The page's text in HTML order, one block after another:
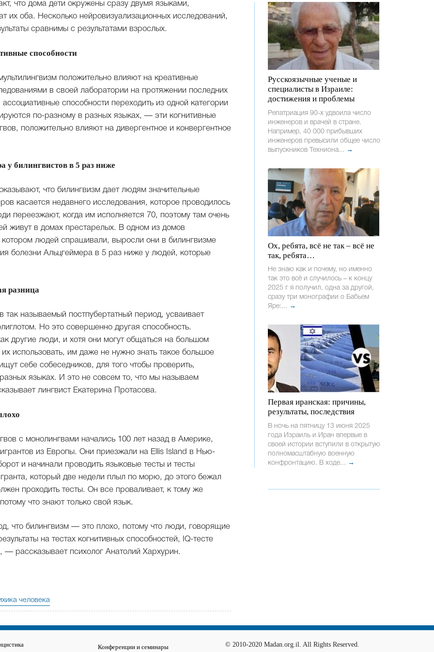
что дома дети окружены сразу двумя языками,
их оба. Несколько нейровизуализационных исследований,
сравнимы с результатами взрослых.
способности
положительно влияют на креативные
в своей лаборатории на протяжении последних
способности переходить из одной категории
по-разному в разных языках, — эти когнитивные
положительно влияют на дивергентное и конвергентное
у билингвистов в 5 раз ниже
что билингвизм дает людям значительные
касается недавнего исследования, которое проводилось
переезжают, когда им исполняется 70, поэтому там очень
живут в домах престарелых. В одном из домов
людей спрашивали, выросли они в билингвизме
болезни Альцгеймера в 5 раз ниже у людей, которые
разница
так называемый постпубертатный период, усваивает
Но это совершенно другая способность.
другие люди, и хотя они могут общаться на большом
использовать, им даже не нужно знать такое большое
себе собеседников, для того чтобы проверить,
языках. И это не совсем то, что мы называем
лингвист Екатерина Протасова.
с монолингвами начались 100 лет назад в Америке,
из Европы. Они приезжали на Ellis Island в Нью-
и начинали проводить языковые тесты и тесты
который две недели плыл по морю, до этого бежал
проходить тесты. Он все проваливает, к тому же
что знают только свой язык.
что билингвизм — это плохо, потому что люди, говорящие
на тестах когнитивных способностей, IQ-тесте
— рассказывает психолог Анатолий Хархурин.
человека
Русскоязычные ученые и
специалисты в Израиле:
достижения и проблемы
Репатриация 90-х удвоила число
инженеров и врачей в стране.
Например, 40 000 прибывших
инженеров превысили общее число
выпускников Техниона... →
Ох, ребята, всё не так – всё не
так, ребята…
Не знаю как и почему, но именно
так это всё и случилось – к концу
2025 г я получил, одна за другой,
сразу три монографии о Бабьем
Яре:... →
Первая иранская: причины,
результаты, последствия
В ночь на пятницу 13 июня 2025
года Израиль и Иран впервые в
своей истории вступили в открытую
полномасштабную военную
конфронтацию. В ходе... →
Конференции и семинары © 2010-2020 Madan.org.il. All Rights Reserved.